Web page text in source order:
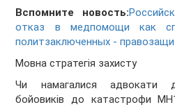
Вспомните новость:
отказ в медпомощи как
политзаключенных -
Мовна стратегія захисту
Чи намагалися адвокати
бойовиків до катастрофи